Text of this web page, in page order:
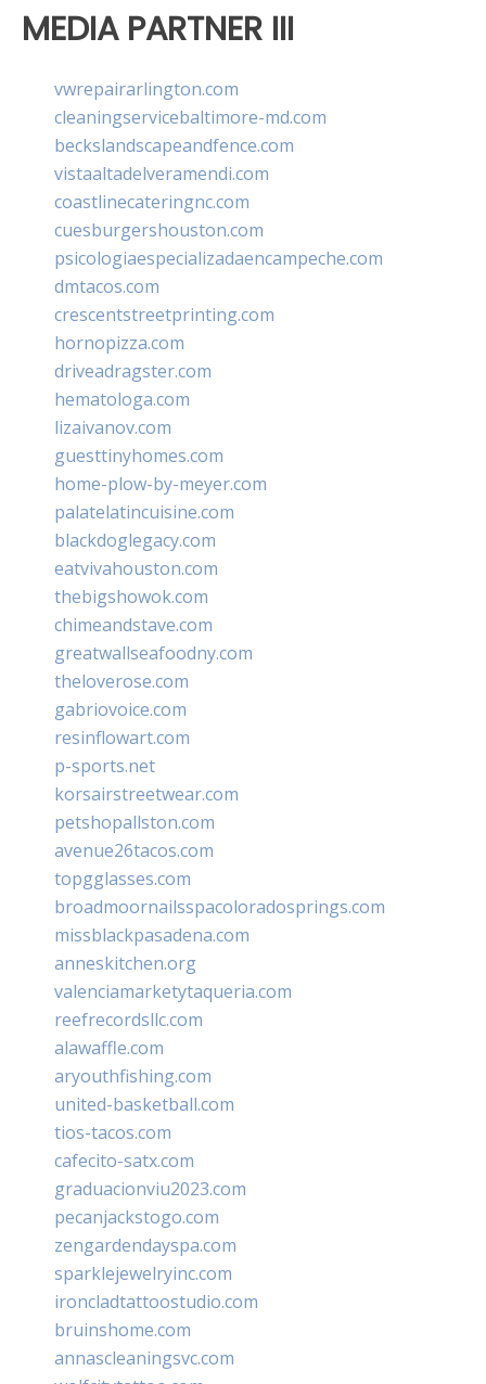
MEDIA PARTNER III
vwrepairarlington.com
cleaningservicebaltimore-md.com
beckslandscapeandfence.com
vistaaltadelveramendi.com
coastlinecateringnc.com
cuesburgershouston.com
psicologiaespecializadaencampeche.com
dmtacos.com
crescentstreetprinting.com
hornopizza.com
driveadragster.com
hematologa.com
lizaivanov.com
guesttinyhomes.com
home-plow-by-meyer.com
palatelatincuisine.com
blackdoglegacy.com
eatvivahouston.com
thebigshowok.com
chimeandstave.com
greatwallseafoodny.com
theloverose.com
gabriovoice.com
resinflowart.com
p-sports.net
korsairstreetwear.com
petshopallston.com
avenue26tacos.com
topgglasses.com
broadmoornailsspacoloradosprings.com
missblackpasadena.com
anneskitchen.org
valenciamarketytaqueria.com
reefrecordsllc.com
alawaffle.com
aryouthfishing.com
united-basketball.com
tios-tacos.com
cafecito-satx.com
graduacionviu2023.com
pecanjackstogo.com
zengardendayspa.com
sparklejewelryinc.com
ironcladtattoostudio.com
bruinshome.com
annascleaningsvc.com